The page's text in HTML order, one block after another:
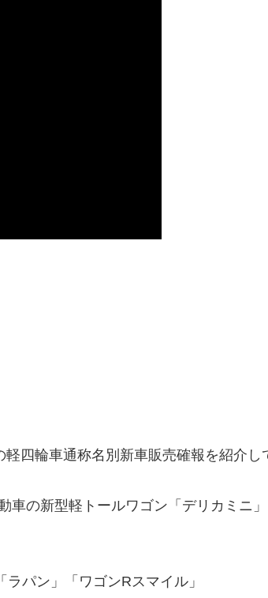
四輪車通称名別新車販売確報を紹介し
の新型軽トールワゴン「デリカミニ」
パン」「ワゴンRスマイル」